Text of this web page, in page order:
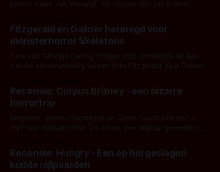
eerste trailer van 'Werwulf'. De nieuwe film van Robert
kille stijl vol folklore en mythe. Het topic deze keer is (kon
het het al raden?)... de weerwolf. Kijk je mee?
Fitzgerald en Gallner herenigd voor
monsterhorror Skeletons
Fans van 'Strange Darling' mogen zich verheugen op een
nieuwe samenwerking tussen Willa Fitzgerald, Kyle Gallner
'Skeletons', een nieuwe creature feature waarvoor de
opnames zijn gestart in Australië.
Recensie: Corpus Britney - een bizarre
horrortrip
Belgische dichter Dominique de Groen houdt zich niet in
met haar debuutroman. De cover, een digitaal gerenderd en
achtergrond, belooft iets kleurrijks maar onheilspellends,
iets ongrijpbaars. En dat maakt De Groen met ieder woord
waar.
Recensie: Hungry - Een op hol geslagen
kudde nijlpaarden